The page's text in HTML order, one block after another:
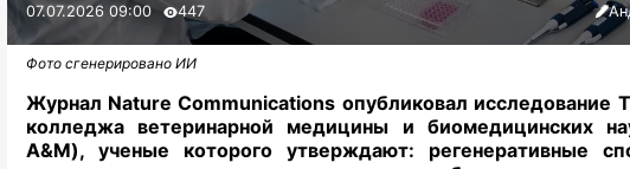
07.07.2026 09:00 447
Фото сгенерировано ИИ
Журнал Nature Communications опубликовал исследование
колледжа ветеринарной медицины и биомедицинских
A&M), ученые которого утверждают: регенеративные